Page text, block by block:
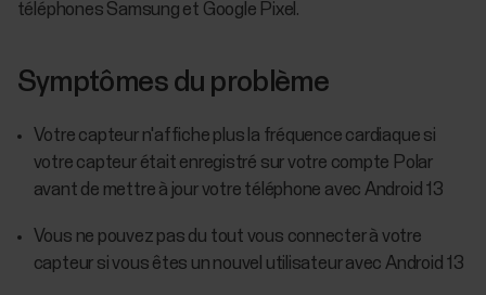
téléphones Samsung et Google Pixel.
Symptômes du problème
Votre capteur n'affiche plus la fréquence cardiaque si
votre capteur était enregistré sur votre compte Polar
avant de mettre à jour votre téléphone avec Android 13
Vous ne pouvez pas du tout vous connecter à votre
capteur si vous êtes un nouvel utilisateur avec Android 13